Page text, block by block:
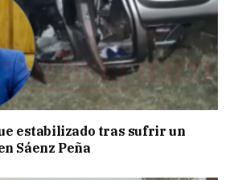
estabilizado tras sufrir un
Sáenz Peña